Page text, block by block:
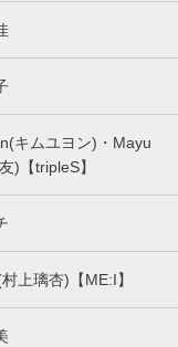
キムユヨン)・Mayu
)【tripleS】
上璃杏)【ME:I】